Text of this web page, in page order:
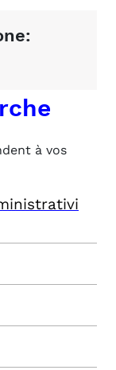
à vos